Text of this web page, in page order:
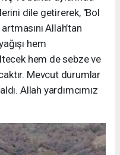
dile getirerek, "Bol
Allah’tan
hem
hem de sebze ve
Mevcut durumlar
Allah yardımcımız